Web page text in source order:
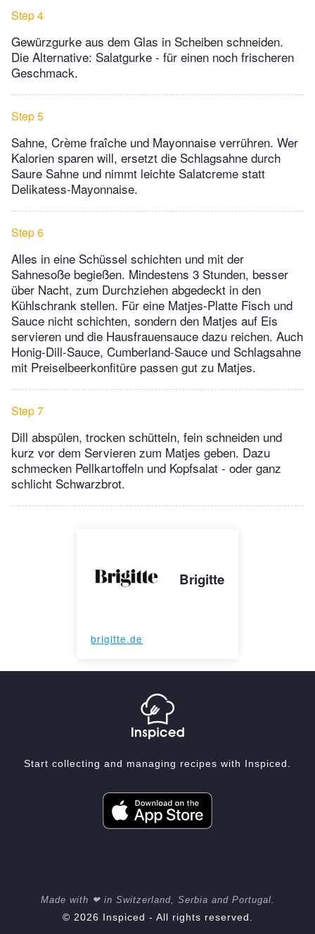
Step 4
Gewürzgurke aus dem Glas in Scheiben schneiden.
Die Alternative: Salatgurke - für einen noch frischeren
Geschmack.
Step 5
Sahne, Crème fraîche und Mayonnaise verrühren. Wer
Kalorien sparen will, ersetzt die Schlagsahne durch
Saure Sahne und nimmt leichte Salatcreme statt
Delikatess-Mayonnaise.
Step 6
Alles in eine Schüssel schichten und mit der
Sahnesoße begießen. Mindestens 3 Stunden, besser
über Nacht, zum Durchziehen abgedeckt in den
Kühlschrank stellen. Für eine Matjes-Platte Fisch und
Sauce nicht schichten, sondern den Matjes auf Eis
servieren und die Hausfrauensauce dazu reichen. Auch
Honig-Dill-Sauce, Cumberland-Sauce und Schlagsahne
mit Preiselbeerkonfitüre passen gut zu Matjes.
Step 7
Dill abspülen, trocken schütteln, fein schneiden und
kurz vor dem Servieren zum Matjes geben. Dazu
schmecken Pellkartoffeln und Kopfsalat - oder ganz
schlicht Schwarzbrot.
Brigitte
brigitte.de
Start collecting and managing recipes with Inspiced.
Made with ❤ in Switzerland, Serbia and Portugal.
© 2026 Inspiced - All rights reserved.